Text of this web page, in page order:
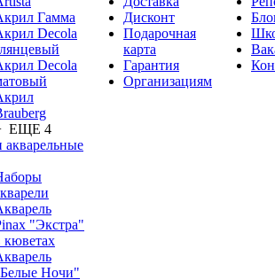
Гамма
Decola
Decola
ЕЩЕ 4
акварельные
"Экстра"
кюветах
Ночи"
Дисконт
Подарочная
карта
Гарантия
Организациям